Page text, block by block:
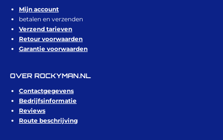
Mijn account
betalen en verzenden
Verzend tarieven
Retour voorwaarden
Garantie voorwaarden
OVER ROCKYMAN.NL
Contactgegevens
Bedrijfsinformatie
Reviews
Route beschrijving